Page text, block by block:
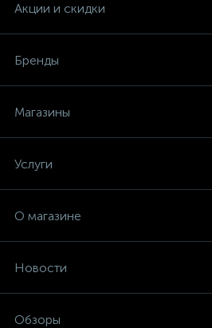
Акции и скидки
Бренды
Магазины
Услуги
О магазине
Новости
Обзоры